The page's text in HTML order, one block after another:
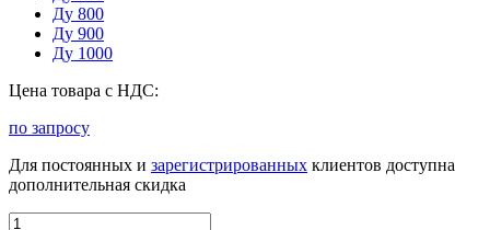
Ду 800
Ду 900
Ду 1000
Цена товара с НДС:
по запросу
Для постоянных и зарегистрированных клиентов доступна
дополнительная скидка